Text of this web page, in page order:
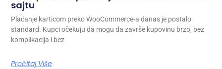
sajtu
Plaćanje karticom preko WooCommerce-a danas je postalo
standard. Kupci očekuju da mogu da završe kupovinu brzo, bez
komplikacija i bez
Pročitaj Više